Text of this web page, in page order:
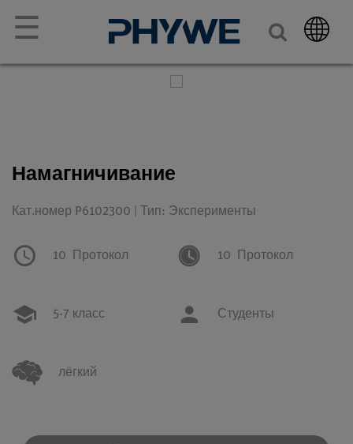
☰
Намагничивание
Кат.номер P6102300 | Тип: Эксперименты
10 Протокол 10 Протокол
5-7 класс Студенты
лёгкий